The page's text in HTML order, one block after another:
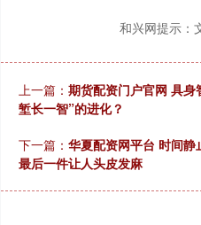
和兴网提示：
上一篇： 期货配资门户官网 具
堑长一智”的进化？
下一篇： 华夏配资网平台 时间静
最后一件让人头皮发麻